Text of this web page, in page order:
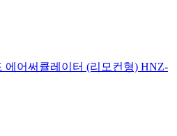
에어써큘레이터 (리모컨형) HNZ-